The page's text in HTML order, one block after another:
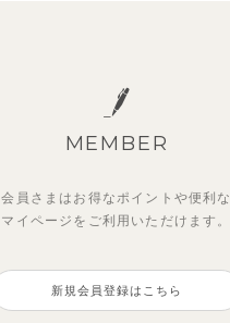
MEMBER
会員さまはお得なポイントや便利な
マイページを ご利用いただけます。
新規会員登録はこちら